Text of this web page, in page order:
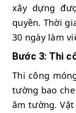
xây dựng
quyền. Thời
30 ngày làm
Bước 3: Thi
Thi công
tường bao
âm tường.